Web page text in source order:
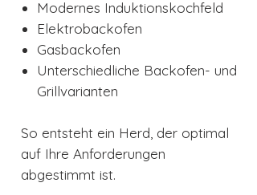
Modernes Induktionskochfeld
Elektrobackofen
Gasbackofen
Unterschiedliche Backofen- und
Grillvarianten
So entsteht ein Herd, der optimal
auf Ihre Anforderungen
abgestimmt ist.